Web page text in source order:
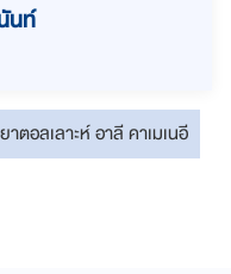
นท์
าตอลเลาะห์ อาลี คาเมเนอี